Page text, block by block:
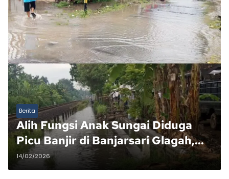
Berita
Alih Fungsi Anak Sungai Diduga
Picu Banjir di Banjarsari Glagah,
Warga Soroti Peran PT. Bumi Moro
Agung
14/02/2026